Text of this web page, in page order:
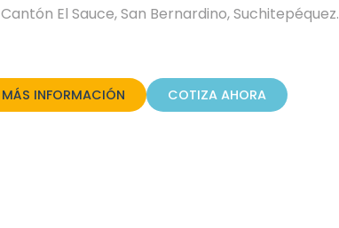
Cantón El Sauce, San Bernardino, Suchitepéquez.
MÁS INFORMACIÓN COTIZA AHORA